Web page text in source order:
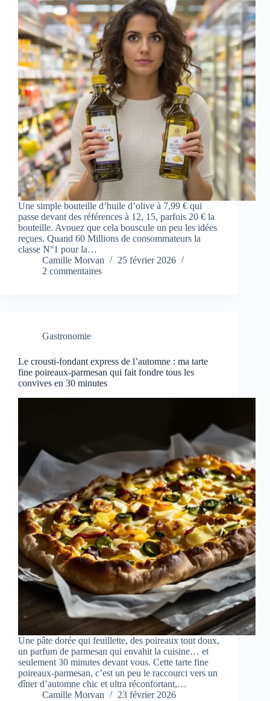
Une simple bouteille d’huile d’olive à 7,99 € qui
passe devant des références à 12, 15, parfois 20 € la
bouteille. Avouez que cela bouscule un peu les idées
reçues. Quand 60 Millions de consommateurs la
classe N°1 pour la…
Camille Morvan
25 février 2026
2 commentaires
Gastronomie
Le crousti-fondant express de l’automne : ma tarte
fine poireaux-parmesan qui fait fondre tous les
convives en 30 minutes
Une pâte dorée qui feuillette, des poireaux tout doux,
un parfum de parmesan qui envahit la cuisine… et
seulement 30 minutes devant vous. Cette tarte fine
poireaux-parmesan, c’est un peu le raccourci vers un
dîner d’automne chic et ultra réconfortant,…
Camille Morvan
23 février 2026